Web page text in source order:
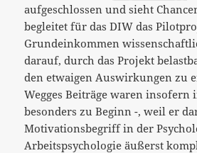
aufgeschlossen und sieht
begleitet für das DIW das
Grundeinkommen
darauf, durch das Projekt
den etwaigen Auswirkungen zu
Wegges Beiträge waren insofern
besonders zu Beginn -, weil er
Motivationsbegriff in der
Arbeitspsychologie äußerst